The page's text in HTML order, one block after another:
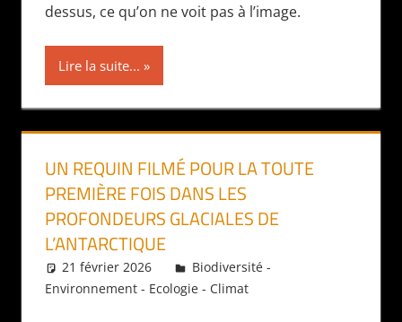
dessus, ce qu’on ne voit pas à l’image.
Lire la suite...
UN REQUIN FILMÉ POUR LA TOUTE
PREMIÈRE FOIS DANS LES
PROFONDEURS GLACIALES DE
L’ANTARCTIQUE
21 février 2026 Daniel
Biodiversité -
Environnement - Ecologie - Climat